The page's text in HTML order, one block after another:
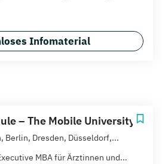
Infomaterial
– The Mobile University
Berlin, Dresden, Düsseldorf,...
MBA für Ärztinnen und...